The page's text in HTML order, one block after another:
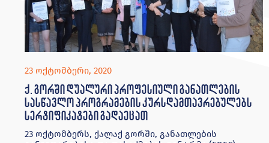
23 ოქტომბერი, 2020
ქ. გორში დუალური პროფესიული განათლების
სასწავლო პროგრამების კურსდამთავრებულებს
სერტიფიკატები გადაეცათ
23 ოქტომბერს, ქალაქ გორში, განათლების